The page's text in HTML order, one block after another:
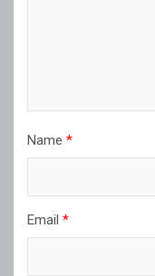
Name *
Email *